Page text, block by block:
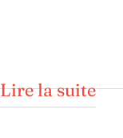
Lire la suite